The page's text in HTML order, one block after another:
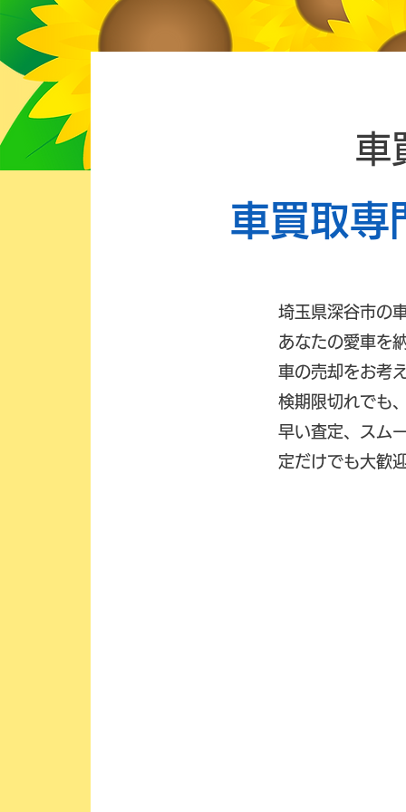
車
車買取専
埼玉県深谷市の
あなたの愛車を
車の売却をお考
検期限切れでも
早い査定、スム
定だけでも大歓